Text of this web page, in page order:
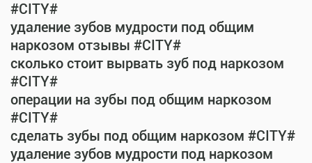
#CITY#
удаление зубов мудрости под общим
наркозом отзывы #CITY#
сколько стоит вырвать зуб под наркозом
#CITY#
операции на зубы под общим наркозом
#CITY#
сделать зубы под общим наркозом #CITY#
удаление зубов мудрости под наркозом